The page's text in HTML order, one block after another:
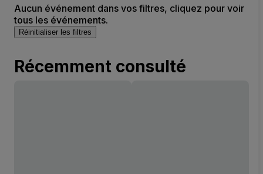
Aucun événement dans vos filtres, cliquez pour voir
tous les événements.
Réinitialiser les filtres
Récemment consulté